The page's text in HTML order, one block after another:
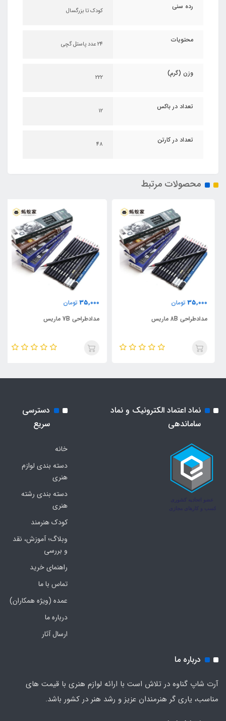
رده سنی کودک تا بزرگسال
محتویات 24 عدد پاستل گچی
وزن (گرم) 222
تعداد در باکس 12
تعداد در کارتن 48
محصولات مرتبط
35,000 تومان
مدادطراحی 8B ماریس
35,000 تومان
مدادطراحی 7B ماریس
نماد اعتماد الکترونیک و نماد
ساماندهی
دسترسی
سریع
خانه
دسته بندی لوازم
هنری
دسته بندی رشته
هنری
کودک هنرمند
وبلاگ؛ آموزش، نقد
و بررسی
راهنمای خرید
تماس با ما
عمده (ویژه همکاران)
درباره ما
ارسال آثار
درباره ما
آرت شاپ گناوه در تلاش است با ارائه لوازم هنری با قیمت های
مناسب، یاری گر هنرمندان عزیز و رشد هنر در کشور باشد.